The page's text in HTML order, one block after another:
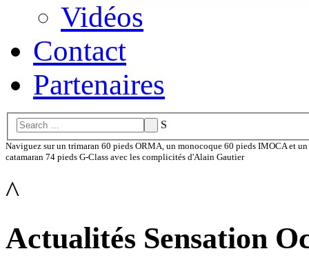
Vidéos
Contact
Partenaires
S
Naviguez sur un trimaran 60 pieds ORMA, un monocoque 60 pieds IMOCA et
catamaran 74 pieds G-Class avec les complicités d'Alain Gautier
^
Actualités Sensation